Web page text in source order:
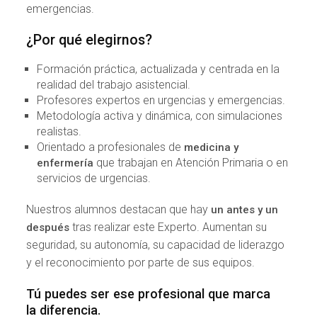
emergencias.
¿Por qué elegirnos?
Formación práctica, actualizada y centrada en la
realidad del trabajo asistencial.
Profesores expertos en urgencias y emergencias.
Metodología activa y dinámica, con simulaciones
realistas.
Orientado a profesionales de medicina y
enfermería que trabajan en Atención Primaria o en
servicios de urgencias.
Nuestros alumnos destacan que hay un antes y un
después tras realizar este Experto. Aumentan su
seguridad, su autonomía, su capacidad de liderazgo
y el reconocimiento por parte de sus equipos.
Tú puedes ser ese profesional que marca
la diferencia.